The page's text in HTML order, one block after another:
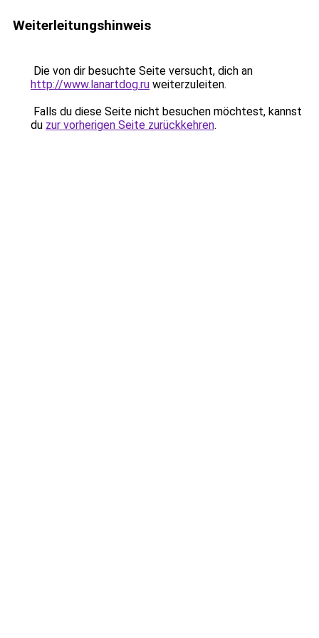
Weiterleitungshinweis
Die von dir besuchte Seite versucht, dich an
http://www.lanartdog.ru weiterzuleiten.
Falls du diese Seite nicht besuchen möchtest, kannst
du zur vorherigen Seite zurückkehren.